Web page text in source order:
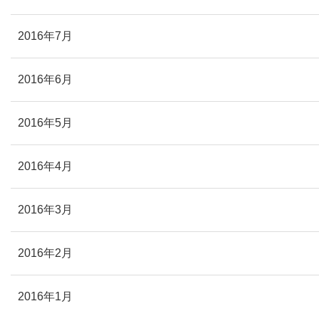
2016年7月
2016年6月
2016年5月
2016年4月
2016年3月
2016年2月
2016年1月